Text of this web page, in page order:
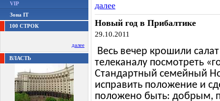
VIP
Зона IT
100 СТРОК
далее
ВЛАСТЬ
далее
Новый год в Прибалтике
29.10.2011
Весь вечер крошили
телеканалу посмотреть
Стандартный семейный
исправить положение и
положено быть: добрым,